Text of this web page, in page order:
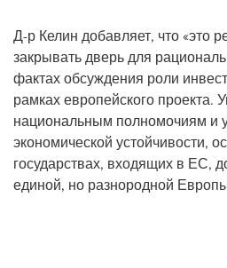
Д-р Келин добавляет, что «это
закрывать дверь для
фактах обсуждения роли
рамках европейского проекта.
национальным полномочиям и
экономической устойчивости,
государствах, входящих в ЕС,
единой, но разнородной